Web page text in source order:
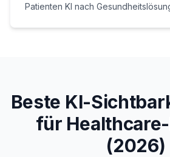
Patienten KI nach
Beste KI-
für
(2026)